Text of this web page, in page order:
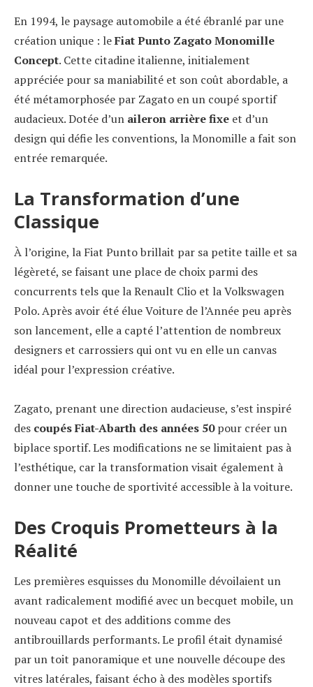
En 1994, le paysage automobile a été ébranlé par une
création unique : leFiat Punto Zagato Monomille
Concept. Cette citadine italienne, initialement
appréciée pour sa maniabilité et son coût abordable, a
été métamorphosée par Zagato en un coupé sportif
audacieux. Dotée d’un aileron arrière fixe et d’un
design qui défie les conventions, la Monomille a fait son
entrée remarquée.
La Transformation d’une
Classique
À l’origine, la Fiat Punto brillait par sa petite taille et sa
légèreté, se faisant une place de choix parmi des
concurrents tels que la Renault Clio et la Volkswagen
Polo. Après avoir été élue Voiture de l’Année peu après
son lancement, elle a capté l’attention de nombreux
designers et carrossiers qui ont vu en elle un canvas
idéal pour l’expression créative.
Zagato, prenant une direction audacieuse, s’est inspiré
des coupés Fiat-Abarth des années 50pour créer un
biplace sportif. Les modifications ne se limitaient pas à
l’esthétique, car la transformation visait également à
donner une touche de sportivité accessible à la voiture.
Des Croquis Prometteurs à la
Réalité
Les premières esquisses du Monomille dévoilaient un
avant radicalement modifié avec un becquet mobile, un
nouveau capot et des additions comme des
antibrouillards performants. Le profil était dynamisé
par un toit panoramique et une nouvelle découpe des
vitres latérales, faisant écho à des modèles sportifs